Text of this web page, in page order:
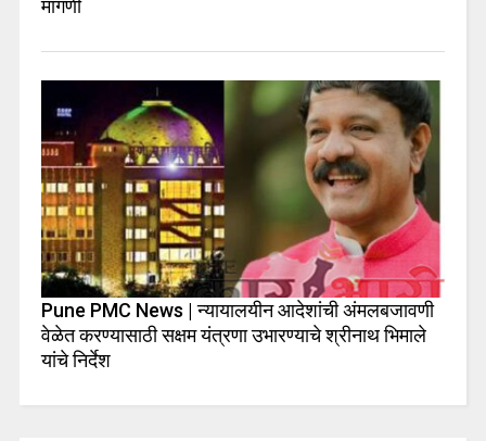
मागणी
Pune PMC News | न्यायालयीन आदेशांची अंमलबजावणी
वेळेत करण्यासाठी सक्षम यंत्रणा उभारण्याचे श्रीनाथ भिमाले
यांचे निर्देश